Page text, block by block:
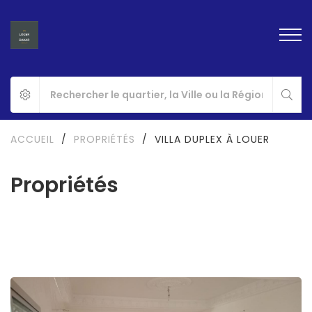
Propriétés
ACCUEIL / PROPRIÉTÉS / VILLA DUPLEX À LOUER